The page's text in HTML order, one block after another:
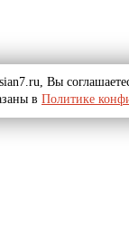
Вы
в Политике